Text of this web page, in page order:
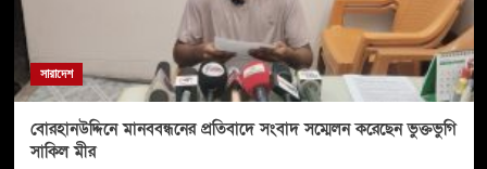
সারাদেশ
বোরহানউদ্দিনে মানববন্ধনের প্রতিবাদে সংবাদ সম্মেলন করেছেন ভুক্তভুগি
সাকিল মীর